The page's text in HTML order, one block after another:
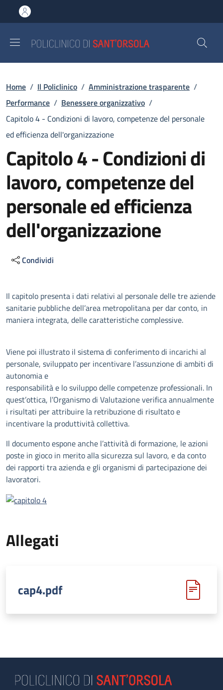
al contenuto principale
to footer content
Briciole di pane
Home / Il Policlinico / Amministrazione trasparente /
Performance / Benessere organizzativo /
Capitolo 4 - Condizioni di lavoro, competenze del personale
ed efficienza dell'organizzazione
Capitolo 4 - Condizioni di
lavoro, competenze del
personale ed efficienza
dell'organizzazione
Condividi
Descrizione
Il capitolo presenta i dati relativi al personale delle tre aziende
sanitarie pubbliche dell’area metropolitana per dar conto, in
maniera integrata, delle caratteristiche complessive.
Viene poi illustrato il sistema di conferimento di incarichi al
personale, sviluppato per incentivare l’assunzione di ambiti di
autonomia e
responsabilità e lo sviluppo delle competenze professionali. In
quest’ottica, l’Organismo di Valutazione verifica annualmente
i risultati per attribuire la retribuzione di risultato e
incentivare la produttività collettiva.
Il documento espone anche l’attività di formazione, le azioni
poste in gioco in merito alla sicurezza sul lavoro, e da conto
dei rapporti tra azienda e gli organismi di partecipazione dei
lavoratori.
Allegati
cap4.pdf